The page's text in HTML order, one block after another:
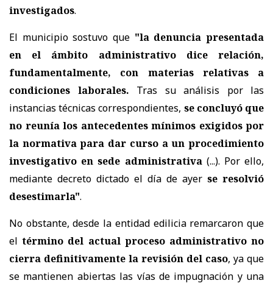
investigados.
El municipio sostuvo que "la denuncia presentada
en el ámbito administrativo dice relación,
fundamentalmente, con materias relativas a
condiciones laborales. Tras su análisis por las
instancias técnicas correspondientes, se concluyó que
no reunía los antecedentes mínimos exigidos por
la normativa para dar curso a un procedimiento
investigativo en sede administrativa(...). Por ello,
mediante decreto dictado el día de ayer se resolvió
desestimarla".
No obstante, desde la entidad edilicia remarcaron que
eltérmino del actual proceso administrativo no
cierra definitivamente la revisión del caso, ya que
se mantienen abiertas las vías de impugnación y una